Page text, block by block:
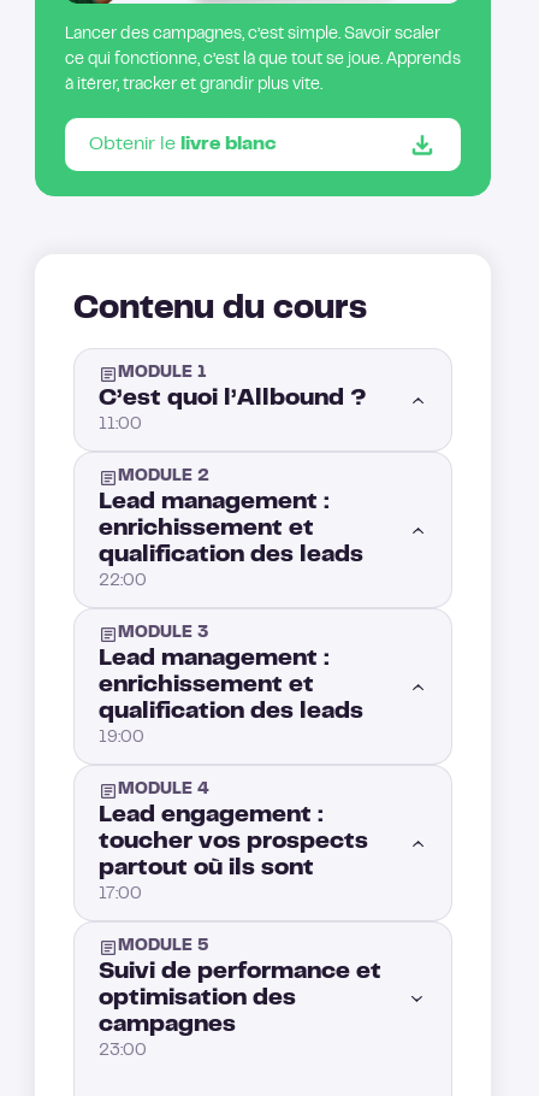
Lancer des campagnes, c’est simple. Savoir scaler
ce qui fonctionne, c’est là que tout se joue. Apprends
à itérer, tracker et grandir plus vite.
Obtenir le livre blanc
Contenu du cours
MODULE 1
C’est quoi l’Allbound ?
11:00
MODULE 2
Lead management :
enrichissement et
qualification des leads
22:00
3:00
MODULE 3
Lead management :
enrichissement et
qualification des leads
19:00
MODULE 4
Lead engagement :
toucher vos prospects
partout où ils sont
17:00
MODULE 5
Suivi de performance et
optimisation des
campagnes
23:00